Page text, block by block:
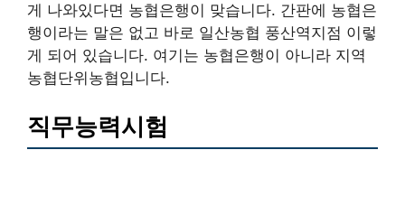
게 나와있다면 농협은행이 맞습니다. 간판에 농협은
행이라는 말은 없고 바로 일산농협 풍산역지점 이렇
게 되어 있습니다. 여기는 농협은행이 아니라 지역
농협단위농협입니다.
직무능력시험